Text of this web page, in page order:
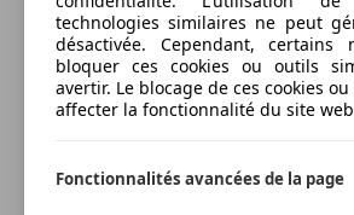
technologies similaires ne peut
désactivée. Cependant, certains
bloquer ces cookies ou outils
avertir. Le blocage de ces cookies
affecter la fonctionnalité du site
Fonctionnalités avancées de la page